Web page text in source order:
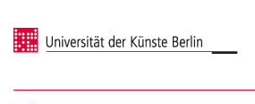
Universität der Künste Berlin